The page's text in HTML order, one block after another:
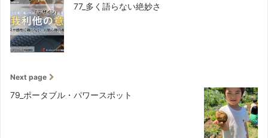
77_多く語らない絶妙さ
Next page
79_ポータブル・パワースポット